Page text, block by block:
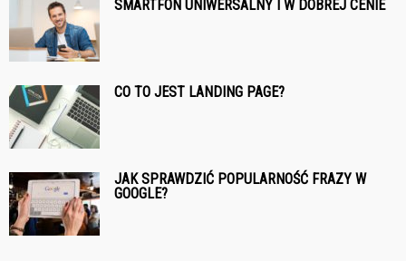
SMARTFON UNIWERSALNY I W DOBREJ CENIE
CO TO JEST LANDING PAGE?
JAK SPRAWDZIĆ POPULARNOŚĆ FRAZY W
GOOGLE?